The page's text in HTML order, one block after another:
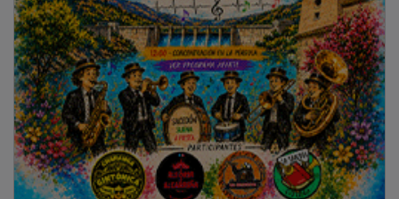
Junta de Comunidades de Castilla-La Mancha, Patricia
Franco, el director territorial de CaixaBank en Castilla-
La Mancha y Extremadura,Juan Luis Vidal, la
directora de Emprendimiento y Estrategia de Enisa,
Rocío Castrillo, oPaloma Mas, gerente de los Premios
EmprendeXXI de CaixaBank.
PUBLICIDAD